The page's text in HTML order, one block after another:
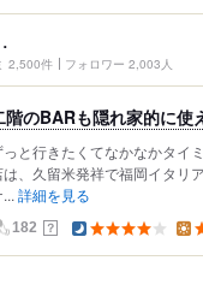
2,500件 フォロワー 2,003人
階のBARも隠れ家的に使
っと行きたくてなかなかタイ
は、久留米発祥で福岡イタリ
詳細を見る
182 ？